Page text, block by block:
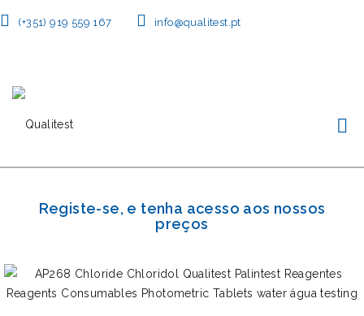
(+351) 919 559 167 info@qualitest.pt
Registe-se, e tenha acesso aos nossos
preços